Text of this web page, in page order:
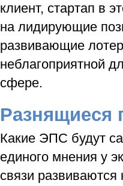
клиент, стартап в
на лидирующие
развивающие
неблагоприятной
сфере.
Разнящиеся
Какие ЭПС будут
единого мнения у
связи развиваются